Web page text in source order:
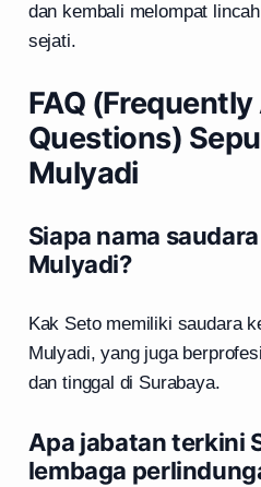
dan kembali melompat
sejati.
FAQ
Questions)
Mulyadi
Siapa nama
Mulyadi?
Kak Seto memiliki saudara
Mulyadi, yang juga
dan tinggal di Surabaya.
Apa jabatan terkini
lembaga